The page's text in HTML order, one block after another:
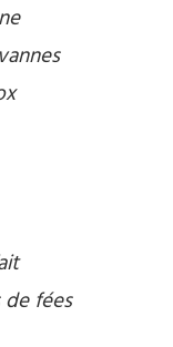
de fées